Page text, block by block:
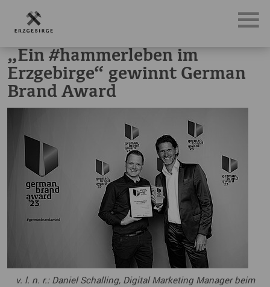
News, Neuigkeiten & Nachrichten aus dem Erzgebirge
„Ein #hammerleben im
Erzgebirge“ gewinnt German
Brand Award
v. l. n. r.: Daniel Schalling, Digital Marketing Manager beim